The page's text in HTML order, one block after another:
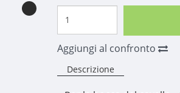
Aggiungi al confronto
Descrizione